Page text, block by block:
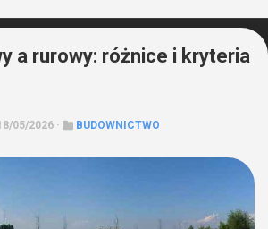
a rurowy: różnice i kryteria
05/2026 · BUDOWNICTWO